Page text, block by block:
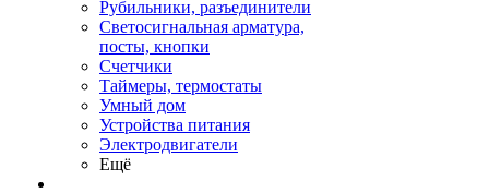
Рубильники, разъединители
Светосигнальная арматура,
посты, кнопки
Счетчики
Таймеры, термостаты
Умный дом
Устройства питания
Электродвигатели
Ещё